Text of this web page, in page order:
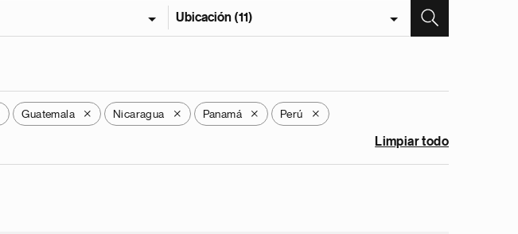
Ubicación (11)
Guatemala X Nicaragua X Panamá X Perú X
Limpiar todo